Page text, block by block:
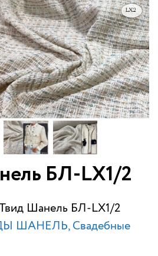
БЛ-LX1/2
Шанель БЛ-LX1/2
ШАНЕЛЬ Свадебные